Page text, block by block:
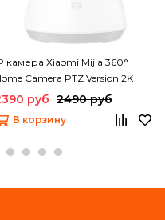
камера Xiaomi Mijia 360°
Camera PTZ Version 2K
руб 2490 руб
В корзину